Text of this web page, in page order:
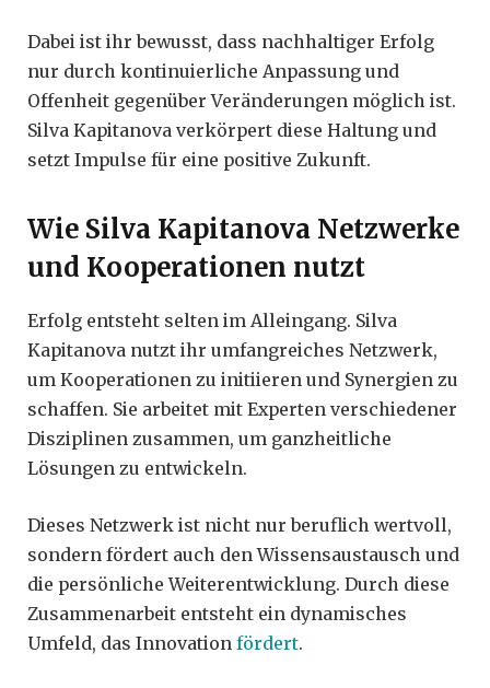
Dabei ist ihr bewusst, dass nachhaltiger Erfolg
nur durch kontinuierliche Anpassung und
Offenheit gegenüber Veränderungen möglich ist.
Silva Kapitanova verkörpert diese Haltung und
setzt Impulse für eine positive Zukunft.
Wie Silva Kapitanova Netzwerke
und Kooperationen nutzt
Erfolg entsteht selten im Alleingang. Silva
Kapitanova nutzt ihr umfangreiches Netzwerk,
um Kooperationen zu initiieren und Synergien zu
schaffen. Sie arbeitet mit Experten verschiedener
Disziplinen zusammen, um ganzheitliche
Lösungen zu entwickeln.
Dieses Netzwerk ist nicht nur beruflich wertvoll,
sondern fördert auch den Wissensaustausch und
die persönliche Weiterentwicklung. Durch diese
Zusammenarbeit entsteht ein dynamisches
Umfeld, das Innovation fördert.